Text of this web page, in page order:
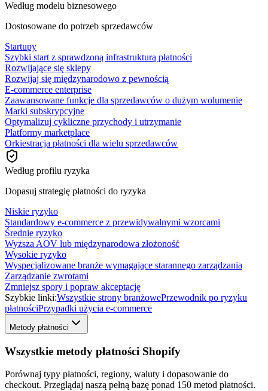
Według modelu biznesowego
Dostosowane do potrzeb sprzedawców
Startupy
Szybki start z sprawdzoną infrastrukturą płatności
Rozwijające się sklepy
Rozwijaj się międzynarodowo z pewnością
E-commerce enterprise
Zaawansowane funkcje dla sprzedawców o dużym wolumenie
Marki subskrypcyjne
Optymalizuj cykliczne przychody i utrzymanie
Platformy marketplace
Orkiestracja płatności dla wielu sprzedawców
Według profilu ryzyka
Dopasuj strategię płatności do ryzyka
Niskie ryzyko
Standardowy e-commerce z przewidywalnymi wzorcami
Średnie ryzyko
Wyższa AOV lub międzynarodowa złożoność
Wysokie ryzyko
Wyspecjalizowane branże wymagające starannego zarządzania
Zarządzanie zwrotami
Zmniejsz spory i popraw akceptację
Szybkie linki:Wszystkie strony branżowePrzewodnik po ryzyku
płatnościPrzypadki użycia e-commerce
Metody płatności
Wszystkie metody płatności Shopify
Porównaj typy płatności, regiony, waluty i dopasowanie do
checkout. Przeglądaj naszą pełną bazę ponad 150 metod płatności.